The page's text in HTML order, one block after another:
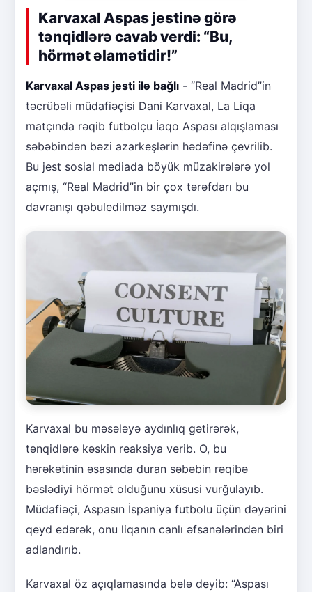
Karvaxal Aspas jestinə görə
tənqidlərə cavab verdi: “Bu,
hörmət əlamətidir!”
Karvaxal Aspas jesti ilə bağlı - “Real Madrid”in
təcrübəli müdafiəçisi Dani Karvaxal, La Liqa
matçında rəqib futbolçu İaqo Aspası alqışlaması
səbəbindən bəzi azarkeşlərin hədəfinə çevrilib.
Bu jest sosial mediada böyük müzakirələrə yol
açmış, “Real Madrid”in bir çox tərəfdarı bu
davranışı qəbuledilməz saymışdı.
Karvaxal bu məsələyə aydınlıq gətirərək,
tənqidlərə kəskin reaksiya verib. O, bu
hərəkətinin əsasında duran səbəbin rəqibə
bəslədiyi hörmət olduğunu xüsusi vurğulayıb.
Müdafiəçi, Aspasın İspaniya futbolu üçün dəyərini
qeyd edərək, onu liqanın canlı əfsanələrindən biri
adlandırıb.
Karvaxal öz açıqlamasında belə deyib: “Aspası